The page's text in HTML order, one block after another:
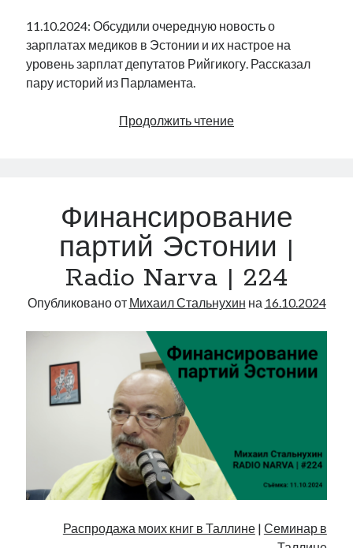
11.10.2024: Обсудили очередную новость о
зарплатах медиков в Эстонии и их настрое на
уровень зарплат депутатов Рийгикогу. Рассказал
пару историй из Парламента.
Продолжить чтениеЗарплаты
|
Narva
225
Финансирование
партий Эстонии |
Radio Narva | 224
Опубликовано от Михаил Стальнухин на 16.10.2024
Распродажа моих книг в Таллине| Семинар в